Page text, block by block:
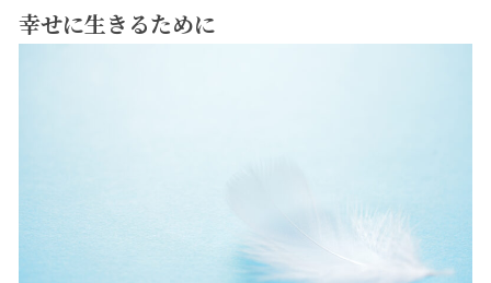
幸せに生きるために